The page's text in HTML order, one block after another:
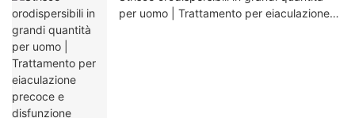
per uomo | Trattamento per eiaculazione